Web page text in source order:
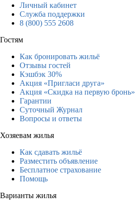
Личный кабинет
Служба поддержки
8 (800) 555 2608
Гостям
Как бронировать жильё
Отзывы гостей
Кэшбэк 30%
Акция «Пригласи друга»
Акция «Скидка на первую бронь»
Гарантии
Суточный Журнал
Вопросы и ответы
Хозяевам жилья
Как сдавать жильё
Разместить объявление
Бесплатное страхование
Помощь
Варианты жилья